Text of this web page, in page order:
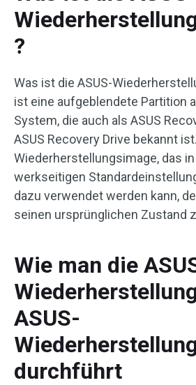
?
Was ist die ASUS-
ist eine aufgeblendete Partition
System, die auch als ASUS
ASUS Recovery Drive bekannt
Wiederherstellungsimage, das
werkseitigen
dazu verwendet werden kann,
seinen ursprünglichen Zustand
Wie man die
ASUS-
durchführt